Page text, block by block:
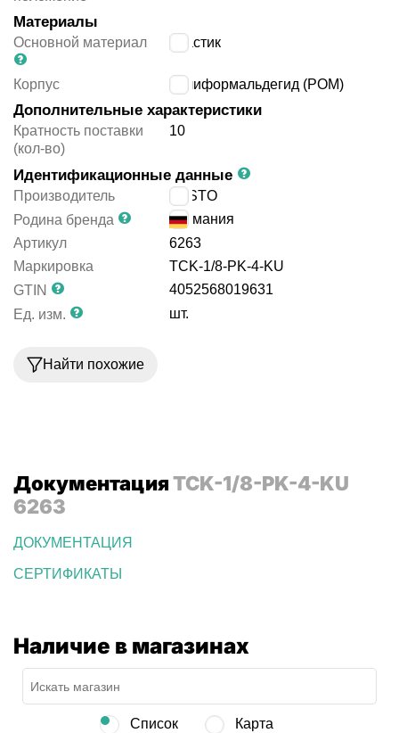
Материалы
Основной материал пластик
Корпус полиформальдегид (POM)
Дополнительные характеристики
Кратность поставки
(кол-во)
10
Идентификационные данные
Производитель
FESTO
Родина бренда
Германия
Артикул
6263
Маркировка
TCK-1/8-PK-4-KU
GTIN
4052568019631
Ед. изм.
шт.
Найти похожие
ДокументацияTCK-1/8-PK-4-KU
6263
ДОКУМЕНТАЦИЯ
СЕРТИФИКАТЫ
Наличие в магазинах
Список Карта